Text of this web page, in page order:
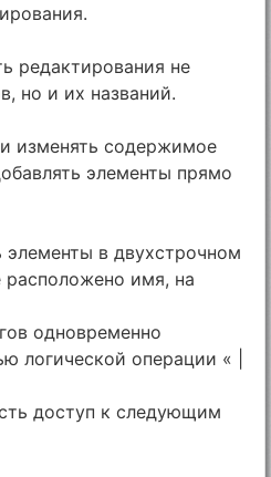
редактирования не
но и их названий.
изменять содержимое
элементы прямо
элементы в двухстрочном
расположено имя, на
одновременно
логической операции « |
доступ к следующим